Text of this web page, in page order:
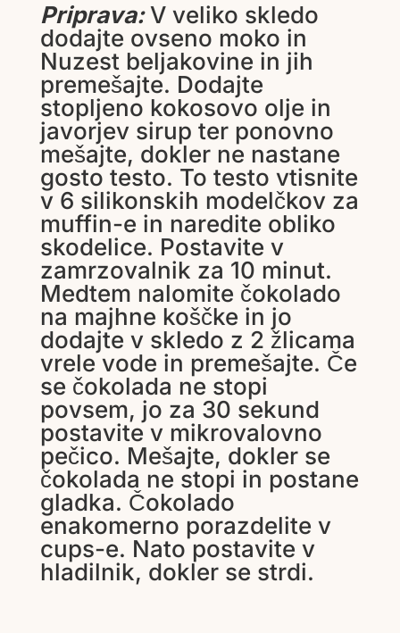
Priprava:V veliko skledo
dodajte ovseno moko in
Nuzest beljakovine in jih
premešajte. Dodajte
stopljeno kokosovo olje in
javorjev sirup ter ponovno
mešajte, dokler ne nastane
gosto testo. To testo vtisnite
v 6 silikonskih modelčkov za
muffin-e in naredite obliko
skodelice. Postavite v
zamrzovalnik za 10 minut.
Medtem nalomite čokolado
na majhne koščke in jo
dodajte v skledo z 2 žlicama
vrele vode in premešajte. Če
se čokolada ne stopi
povsem, jo za 30 sekund
postavite v mikrovalovno
pečico. Mešajte, dokler se
čokolada ne stopi in postane
gladka. Čokolado
enakomerno porazdelite v
cups-e. Nato postavite v
hladilnik, dokler se strdi.